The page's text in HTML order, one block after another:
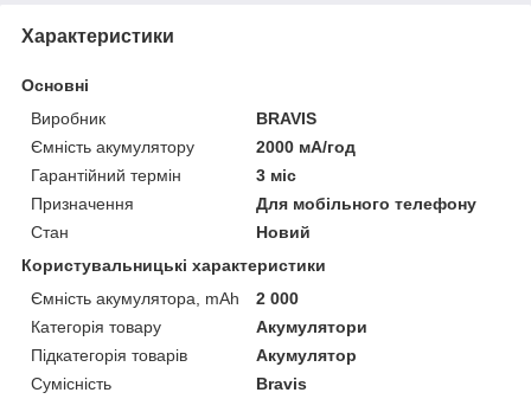
Характеристики
Основні
Виробник
BRAVIS
Ємність акумулятору
2000 мА/год
Гарантійний термін
3 міс
Призначення
Для мобільного телефону
Стан
Новий
Користувальницькі характеристики
Ємність акумулятора, mAh
2 000
Категорія товару
Акумулятори
Підкатегорія товарів
Акумулятор
Сумісність
Bravis